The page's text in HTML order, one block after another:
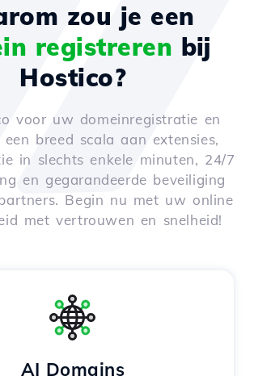
zou je een
registreren bij
Hostico?
voor uw domeinregistratie en
breed scala aan extensies,
in slechts enkele minuten, 24/7
en gegarandeerde beveiliging
Begin nu met uw online
met vertrouwen en snelheid!
AI Domains